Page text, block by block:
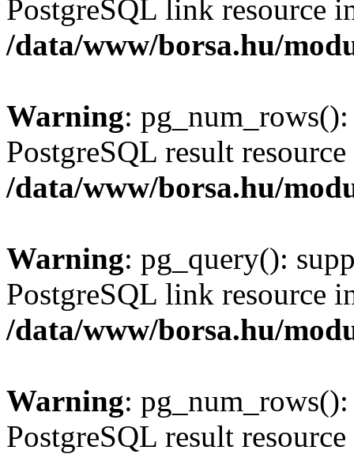
PostgreSQL link resource
/data/www/borsa.hu/
Warning:
PostgreSQL result
/data/www/borsa.hu/
Warning: pg_query():
PostgreSQL link resource
/data/www/borsa.hu/
Warning:
PostgreSQL result